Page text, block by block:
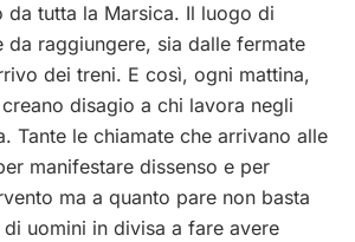
da tutta la Marsica. Il luogo di
da raggiungere, sia dalle fermate
dei treni. E così, ogni mattina,
disagio a chi lavora negli
Tante le chiamate che arrivano alle
manifestare dissenso e per
ma a quanto pare non basta
uomini in divisa a fare avere